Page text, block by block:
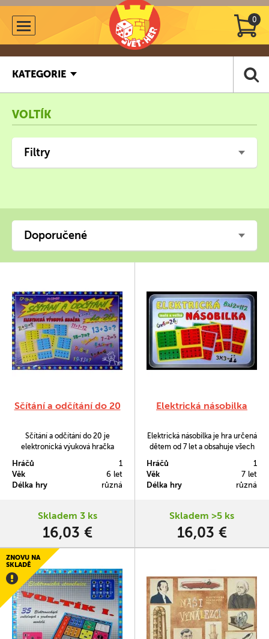
0
KATEGORIE
VOLTÍK
Filtry
Doporučené
Sčítání a odčítání do 20
Sčítání a odčítání do 20 je
elektronická výuková hračka
320 příkladů na sčítání a odčítání
do 20 na 16 výměnných listech.
Hráčů
1
Věk
6 let
Délka hry
různá
Skladem 3 ks
16,03 €
Elektrická násobilka
Elektrická násobilka je hra určená
dětem od 7 let a obsahuje všech
násobilky na 10 výměnných
Hráčů
1
Věk
7 let
Délka hry
různá
Skladem >5 ks
16,03 €
ZNOVU NA
SKLADĚ